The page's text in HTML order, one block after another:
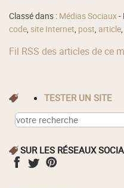
Classé dans : Médias Sociaux-
code, site Internet, post, article
Fil RSS des articles de ce
TESTER UN SITE
SUR LES RÉSEAUX